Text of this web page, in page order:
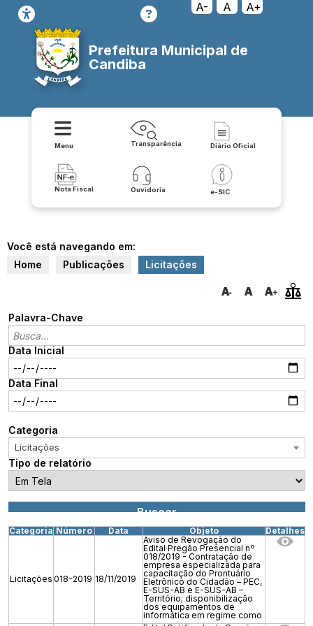
A- A A+
Prefeitura Municipal de
Candiba
Menu Transparência Diário Oficial
Nota Fiscal Ouvidoria e-SIC
Você está navegando em:
Home
Publicações Licitações
Palavra-Chave
Data Inicial
Data Final
Categoria
Licitações
Tipo de relatório
Categoria Número Data Objeto Detalhes
Licitações 018-2019 18/11/2019
Aviso de Revogação do
Edital Pregão Presencial nº
018/2019 - Contratação de
empresa especializada para
capacitação do Prontuário
Eletrônico do Cidadão – PEC,
E-SUS-AB e E-SUS-AB –
Território; disponibilização
dos equipamentos de
informática em regime como